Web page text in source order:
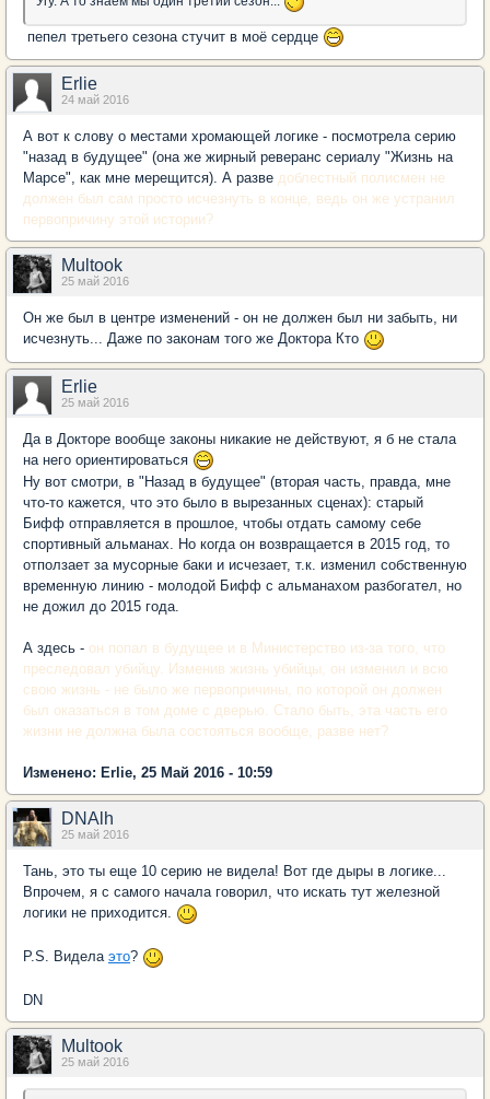
пепел третьего сезона стучит в моё сердце
Erlie
24 май 2016
А вот к слову о местами хромающей логике - посмотрела серию
"назад в будущее" (она же жирный реверанс сериалу "Жизнь на
Марсе", как мне мерещится). А разве доблестный полисмен не
должен был сам просто исчезнуть в конце, ведь он же устранил
первопричину этой истории?
Multook
25 май 2016
Он же был в центре изменений - он не должен был ни забыть, ни
исчезнуть... Даже по законам того же Доктора Кто
Erlie
25 май 2016
Да в Докторе вообще законы никакие не действуют, я б не стала
на него ориентироваться
Ну вот смотри, в "Назад в будущее" (вторая часть, правда, мне
что-то кажется, что это было в вырезанных сценах): старый
Бифф отправляется в прошлое, чтобы отдать самому себе
спортивный альманах. Но когда он возвращается в 2015 год, то
отползает за мусорные баки и исчезает, т.к. изменил собственную
временную линию - молодой Бифф с альманахом разбогател, но
не дожил до 2015 года.
А здесь - он попал в будущее и в Министерство из-за того, что
преследовал убийцу. Изменив жизнь убийцы, он изменил и всю
свою жизнь - не было же первопричины, по которой он должен
был оказаться в том доме с дверью. Стало быть, эта часть его
жизни не должна была состояться вообще, разве нет?
Изменено: Erlie, 25 Май 2016 - 10:59
DNAlh
25 май 2016
Тань, это ты еще 10 серию не видела! Вот где дыры в логике...
Впрочем, я с самого начала говорил, что искать тут железной
логики не приходится.
P.S. Видела это?
DN
Multook
25 май 2016